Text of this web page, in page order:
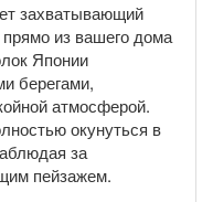
захватывающий
из вашего дома
Японии
берегами,
атмосферой.
окунуться в
за
пейзажем.